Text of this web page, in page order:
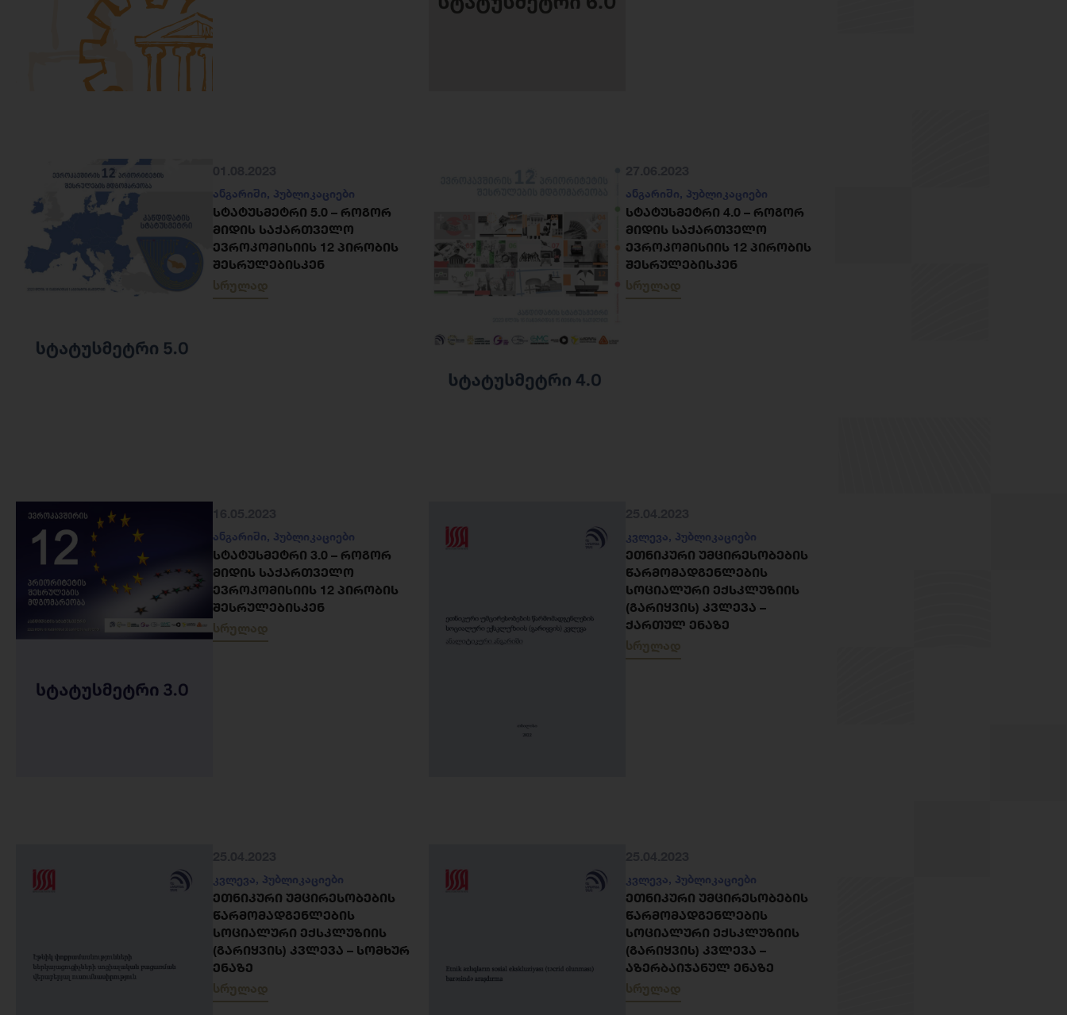
ანგარიში, პუბლიკაციები
ᲡᲢᲐᲢᲣᲡᲛᲔᲢᲠᲘ 5.0 – ᲠᲝᲒᲝᲠ
ᲛᲘᲓᲘᲡ ᲡᲐᲥᲐᲠᲗᲕᲔᲚᲝ
ᲔᲕᲠᲝᲙᲝᲛᲘᲡᲘᲘᲡ 12 ᲞᲘᲠᲝᲑᲘᲡ
ᲨᲔᲡᲠᲣᲚᲔᲑᲘᲡᲙᲔᲜ
სრულად
ანგარიში, პუბლიკაციები
ᲡᲢᲐᲢᲣᲡᲛᲔᲢᲠᲘ 4.0 – ᲠᲝᲒᲝᲠ
ᲛᲘᲓᲘᲡ ᲡᲐᲥᲐᲠᲗᲕᲔᲚᲝ
ᲔᲕᲠᲝᲙᲝᲛᲘᲡᲘᲘᲡ 12 ᲞᲘᲠᲝᲑᲘᲡ
ᲨᲔᲡᲠᲣᲚᲔᲑᲘᲡᲙᲔᲜ
სრულად
ანგარიში, პუბლიკაციები
ᲡᲢᲐᲢᲣᲡᲛᲔᲢᲠᲘ 3.0 – ᲠᲝᲒᲝᲠ
ᲛᲘᲓᲘᲡ ᲡᲐᲥᲐᲠᲗᲕᲔᲚᲝ
ᲔᲕᲠᲝᲙᲝᲛᲘᲡᲘᲘᲡ 12 ᲞᲘᲠᲝᲑᲘᲡ
ᲨᲔᲡᲠᲣᲚᲔᲑᲘᲡᲙᲔᲜ
სრულად
კვლევა, პუბლიკაციები
ᲔᲗᲜᲘᲙᲣᲠᲘ ᲣᲛᲪᲘᲠᲔᲡᲝᲑᲔᲑᲘᲡ
ᲬᲐᲠᲛᲝᲛᲐᲓᲒᲔᲜᲚᲔᲑᲘᲡ
ᲡᲝᲪᲘᲐᲚᲣᲠᲘ ᲔᲥᲡᲙᲚᲣᲖᲘᲘᲡ
(ᲒᲐᲠᲘᲧᲕᲘᲡ) ᲙᲕᲚᲔᲕᲐ –
ᲥᲐᲠᲗᲣᲚ ᲔᲜᲐᲖᲔ
სრულად
კვლევა, პუბლიკაციები
ᲔᲗᲜᲘᲙᲣᲠᲘ ᲣᲛᲪᲘᲠᲔᲡᲝᲑᲔᲑᲘᲡ
ᲬᲐᲠᲛᲝᲛᲐᲓᲒᲔᲜᲚᲔᲑᲘᲡ
ᲡᲝᲪᲘᲐᲚᲣᲠᲘ ᲔᲥᲡᲙᲚᲣᲖᲘᲘᲡ
(ᲒᲐᲠᲘᲧᲕᲘᲡ) ᲙᲕᲚᲔᲕᲐ – ᲡᲝᲛᲮᲣᲠ
ᲔᲜᲐᲖᲔ
სრულად
კვლევა, პუბლიკაციები
ᲔᲗᲜᲘᲙᲣᲠᲘ ᲣᲛᲪᲘᲠᲔᲡᲝᲑᲔᲑᲘᲡ
ᲬᲐᲠᲛᲝᲛᲐᲓᲒᲔᲜᲚᲔᲑᲘᲡ
ᲡᲝᲪᲘᲐᲚᲣᲠᲘ ᲔᲥᲡᲙᲚᲣᲖᲘᲘᲡ
(ᲒᲐᲠᲘᲧᲕᲘᲡ) ᲙᲕᲚᲔᲕᲐ –
ᲐᲖᲔᲠᲑᲐᲘᲯᲐᲜᲣᲚ ᲔᲜᲐᲖᲔ
სრულად